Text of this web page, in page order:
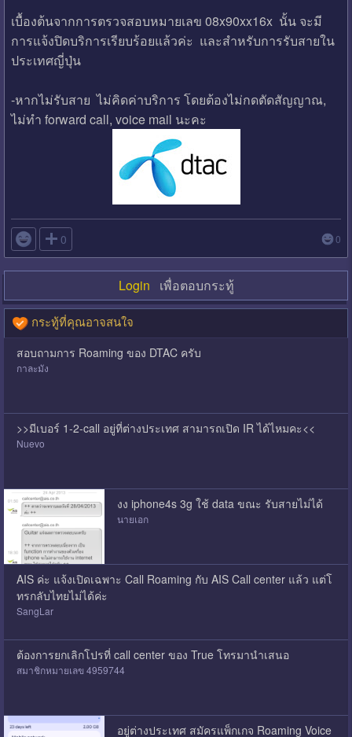
เบื้องต้นจากการตรวจสอบหมายเลข 08x90xx16x นั้น จะมี
การแจ้งปิดบริการเรียบร้อยแล้วค่ะ และสำหรับการรับสายใน
ประเทศญี่ปุ่น
-หากไม่รับสาย ไม่คิดค่าบริการ โดยต้องไม่กดตัดสัญญาณ,
ไม่ทำ forward call, voice mail นะคะ
 0 0
Login เพื่อตอบกระทู้
กระทู้ที่คุณอาจสนใจ
สอบถามการ Roaming ของ DTAC ครับ
กาละมัง
>>มีเบอร์ 1-2-call อยู่ที่ต่างประเทศ สามารถเปิด IR ได้ไหมคะ<<
Nuevo
งง iphone4s 3g ใช้ data ขณะ รับสายไม่ได้
นายเอก
AIS ค่ะ แจ้งเปิดเฉพาะ Call Roaming กับ AIS Call center แล้ว แต่โ
ทรกลับไทยไม่ได้ค่ะ
SangLar
ต้องการยกเลิกโปรที่ call center ของ True โทรมานำเสนอ
สมาชิกหมายเลข 4959744
อยู่ต่างประเทศ สมัครแพ็กเกจ Roaming Voice